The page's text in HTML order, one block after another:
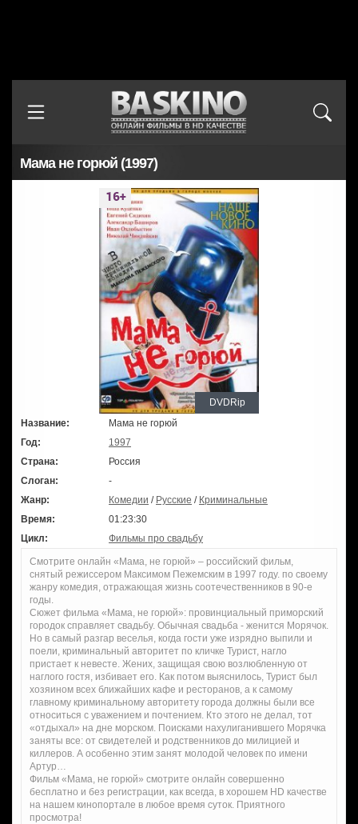
Мама не горюй (1997)
DVDRip
Название:
Мама не горюй
Год:
1997
Страна:
Россия
Слоган:
-
Жанр:
Комедии / Русские / Криминальные
Время:
01:23:30
Цикл:
Фильмы про свадьбу
Смотрите онлайн «Мама, не горюй» – российский фильм,
снятый режиссером Максимом Пежемским в 1997 году. по своему
жанру комедия, отражающая жизнь соотечественников в 90-е
годы.
Сюжет фильма «Мама, не горюй»: провинциальный приморский
городок справляет свадьбу. Обычная свадьба - женится Морячок.
Но в самый разгар веселья, когда гости уже изрядно выпили и
поели, криминальный авторитет по кличке Турист, нагло
пристает к невесте. Жених, защищая свою возлюбленную от
наглого гостя, избивает его. Как потом выяснилось, Турист был
хозяином всех ближайших кафе и ресторанов, а к самому
главному криминальному авторитету города должны были все
относиться с уважением и почтением. Кто этого не делал, тот
«отдыхал» на дне морском. Поисками нахулиганившего Морячка
заняты все: от свидетелей и родственников до милицией и
киллеров. А особенно этим занят молодой человек по имени
Артур…
Фильм «Мама, не горюй» смотрите онлайн совершенно
бесплатно и без регистрации, как всегда, в хорошем HD качестве
на нашем кинопортале в любое время суток. Приятного
просмотра!